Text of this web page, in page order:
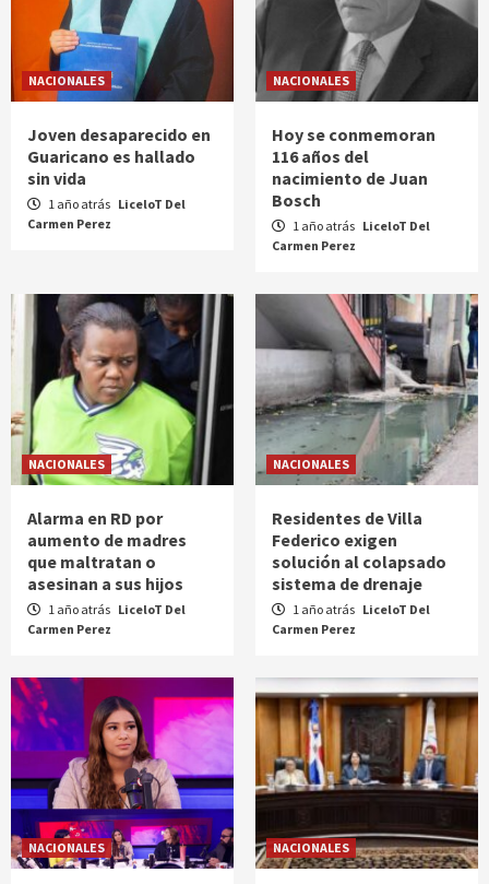
NACIONALES
Joven desaparecido en
Guaricano es hallado
sin vida
1 año atrás LiceloT Del
Carmen Perez
NACIONALES
Hoy se conmemoran
116 años del
nacimiento de Juan
Bosch
1 año atrás LiceloT Del
Carmen Perez
NACIONALES
Alarma en RD por
aumento de madres
que maltratan o
asesinan a sus hijos
1 año atrás LiceloT Del
Carmen Perez
NACIONALES
Residentes de Villa
Federico exigen
solución al colapsado
sistema de drenaje
1 año atrás LiceloT Del
Carmen Perez
NACIONALES NACIONALES